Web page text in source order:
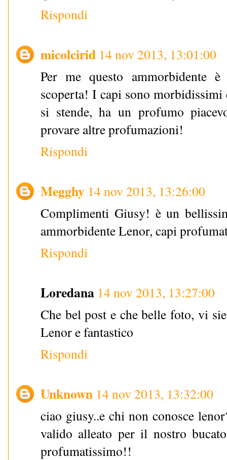
Rispondi
micolcirid 14 nov 2013, 13:01:00
Per me questo ammorbidente
scoperta! I capi sono morbidissimi
si stende, ha un profumo
provare altre profumazioni!
Rispondi
Megghy 14 nov 2013, 13:26:00
Complimenti Giusy! è un
ammorbidente Lenor, capi
Rispondi
Loredana 14 nov 2013, 13:27:00
Che bel post e che belle foto, vi
Lenor e fantastico
Rispondi
Unknown 14 nov 2013, 13:32:00
ciao giusy..e chi non conosce
valido alleato per il nostro
profumatissimo!!